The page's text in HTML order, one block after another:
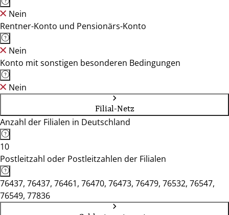
Nein
Rentner-Konto und Pensionärs-Konto
Nein
Konto mit sonstigen besonderen Bedingungen
Nein
Filial-Netz
Anzahl der Filialen in Deutschland
10
Postleitzahl oder Postleitzahlen der Filialen
76437, 76437, 76461, 76470, 76473, 76479, 76532, 76547,
76549, 77836